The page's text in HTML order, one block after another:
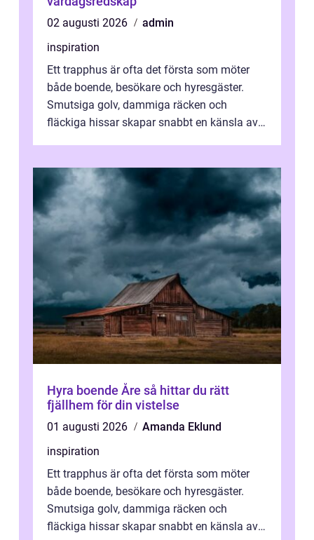
02 augusti 2026
admin
inspiration
Ett trapphus är ofta det första som möter
både boende, besökare och hyresgäster.
Smutsiga golv, dammiga räcken och
fläckiga hissar skapar snabbt en känsla av
Hyra boende Åre så hittar du rätt
fjällhem för din vistelse
01 augusti 2026
Amanda Eklund
inspiration
Ett trapphus är ofta det första som möter
både boende, besökare och hyresgäster.
Smutsiga golv, dammiga räcken och
fläckiga hissar skapar snabbt en känsla av